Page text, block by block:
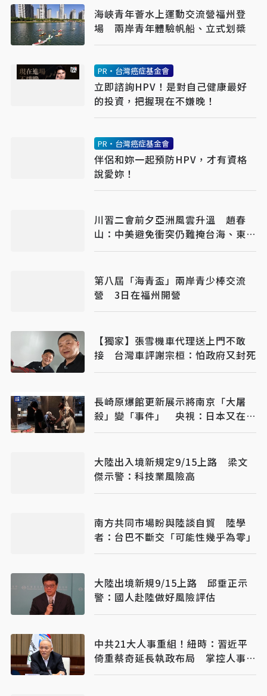
海峽青年薈水上運動交流營福州登
場 兩岸青年體驗帆船、立式划槳
PR・台灣癌症基金會
立即諮詢HPV！是對自己健康最好
的投資，把握現在不嫌晚！
PR・台灣癌症基金會
伴侶和妳一起預防HPV，才有資格
說愛妳！
川習二會前夕亞洲風雲升溫 趙春
山：中美避免衝突仍難掩台海、東
海、南海風險
第八屆「海青盃」兩岸青少棒交流
營 3日在福州開營
【獨家】張雪機車代理送上門不敢
接 台灣車評謝宗桓：怕政府又封死
長崎原爆館更新展示將南京「大屠
殺」變「事件」 央視：日本又在偷
改歷史
大陸出入境新規定9/15上路 梁文
傑示警：科技業風險高
南方共同市場盼與陸談自貿 陸學
者：台巴不斷交「可能性幾乎為零」
大陸出境新規9/15上路 邱垂正示
警：國人赴陸做好風險評估
中共21大人事重組！紐時：習近平
倚重蔡奇延長執政布局 掌控人事與
忠誠審查機制